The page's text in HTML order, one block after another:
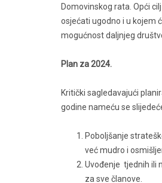
Domovinskog rata. Opći
osjećati ugodno i u kojem
mogućnost daljnjeg
Plan za 2024.
Kritički sagledavajući
godine nameću se
Poboljšanje
već mudro i
Uvođenje tjednih ili
za sve članove.